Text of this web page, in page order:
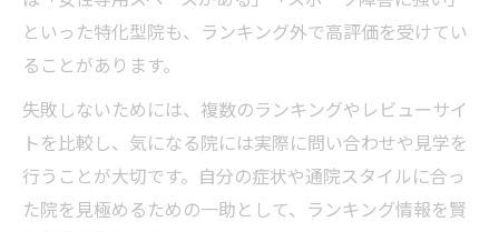
といった特化型院も、ランキング外で高評価を受けてい
ることがあります。
失敗しないためには、複数のランキングやレビューサイ
トを比較し、気になる院には実際に問い合わせや見学を
行うことが大切です。自分の症状や通院スタイルに合っ
た院を見極めるための一助として、ランキング情報を賢